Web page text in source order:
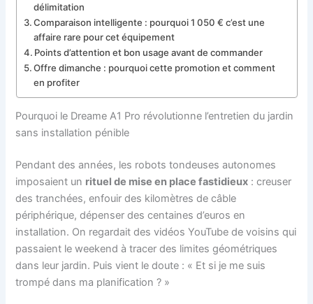
délimitation
Comparaison intelligente : pourquoi 1 050 € c’est une
affaire rare pour cet équipement
Points d’attention et bon usage avant de commander
Offre dimanche : pourquoi cette promotion et comment
en profiter
Pourquoi le Dreame A1 Pro révolutionne l’entretien du jardin
sans installation pénible
Pendant des années, les robots tondeuses autonomes
imposaient un rituel de mise en place fastidieux : creuser
des tranchées, enfouir des kilomètres de câble
périphérique, dépenser des centaines d’euros en
installation. On regardait des vidéos YouTube de voisins qui
passaient le weekend à tracer des limites géométriques
dans leur jardin. Puis vient le doute : « Et si je me suis
trompé dans ma planification ? »